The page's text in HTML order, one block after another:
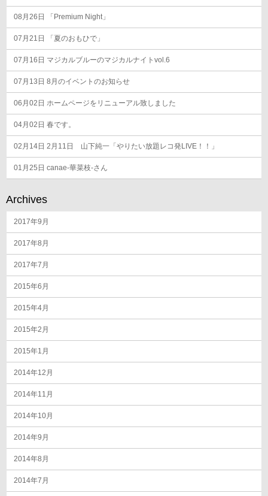
08月26日 「Premium Night」
07月21日 「夏のおもひで」
07月16日 マジカルブルーのマジカルナイトvol.6
07月13日 8月のイベントのお知らせ
06月02日 ホームページをリニューアル致しました
04月02日 春です。
02月14日 2月11日 山下純一「やりたい放題レコ発LIVE！！」
01月25日 canae-華菜枝-さん
Archives
2017年9月
2017年8月
2017年7月
2015年6月
2015年4月
2015年2月
2015年1月
2014年12月
2014年11月
2014年10月
2014年9月
2014年8月
2014年7月